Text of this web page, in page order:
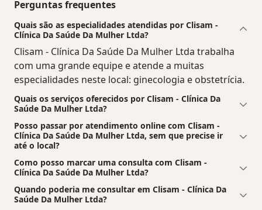
Perguntas frequentes
Quais são as especialidades atendidas por Clisam -
Clínica Da Saúde Da Mulher Ltda?
Clisam - Clínica Da Saúde Da Mulher Ltda trabalha
com uma grande equipe e atende a muitas
especialidades neste local: ginecologia e obstetrícia.
Quais os serviços oferecidos por Clisam - Clínica Da
Saúde Da Mulher Ltda?
Posso passar por atendimento online com Clisam -
Clínica Da Saúde Da Mulher Ltda, sem que precise ir
até o local?
Como posso marcar uma consulta com Clisam -
Clínica Da Saúde Da Mulher Ltda?
Quando poderia me consultar em Clisam - Clínica Da
Saúde Da Mulher Ltda?